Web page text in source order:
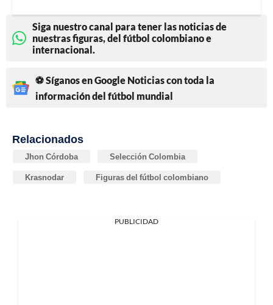
Siga nuestro canal para tener las noticias de
nuestras figuras, del fútbol colombiano e
internacional.
⚽ Síganos en Google Noticias con toda la
información del fútbol mundial
Relacionados
Jhon Córdoba Selección Colombia
Krasnodar Figuras del fútbol colombiano
PUBLICIDAD